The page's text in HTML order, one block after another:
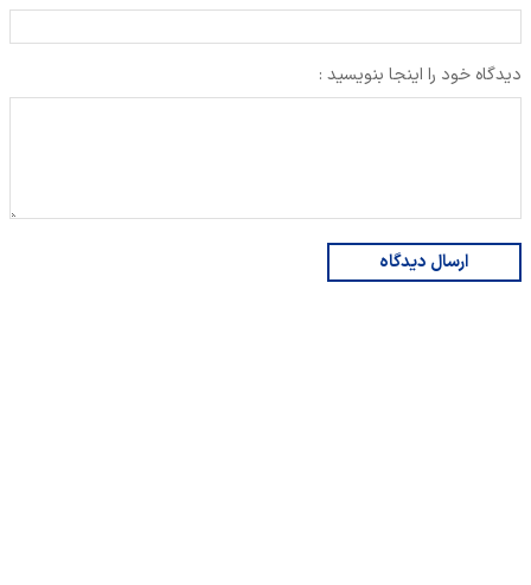
دیدگاه خود را اینجا بنویسید :
ارسال دیدگاه